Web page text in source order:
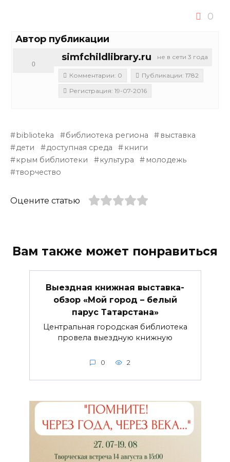
0
Автор публикации
не в сети 3 года
simfchildlibrary.ru
0
Комментарии: 0
Публикации: 1782
Регистрация: 19-07-2016
biblioteka библиотека региона
выставка
дети
доступная среда
книги
крым библиотеки
культура
молодежь
творчество
Оцените статью
Вам также может понравиться
Выездная книжная выставка-
обзор «Мой город – белый
парус Татарстана»
Центральная городская библиотека
провела выездную книжную
0 2